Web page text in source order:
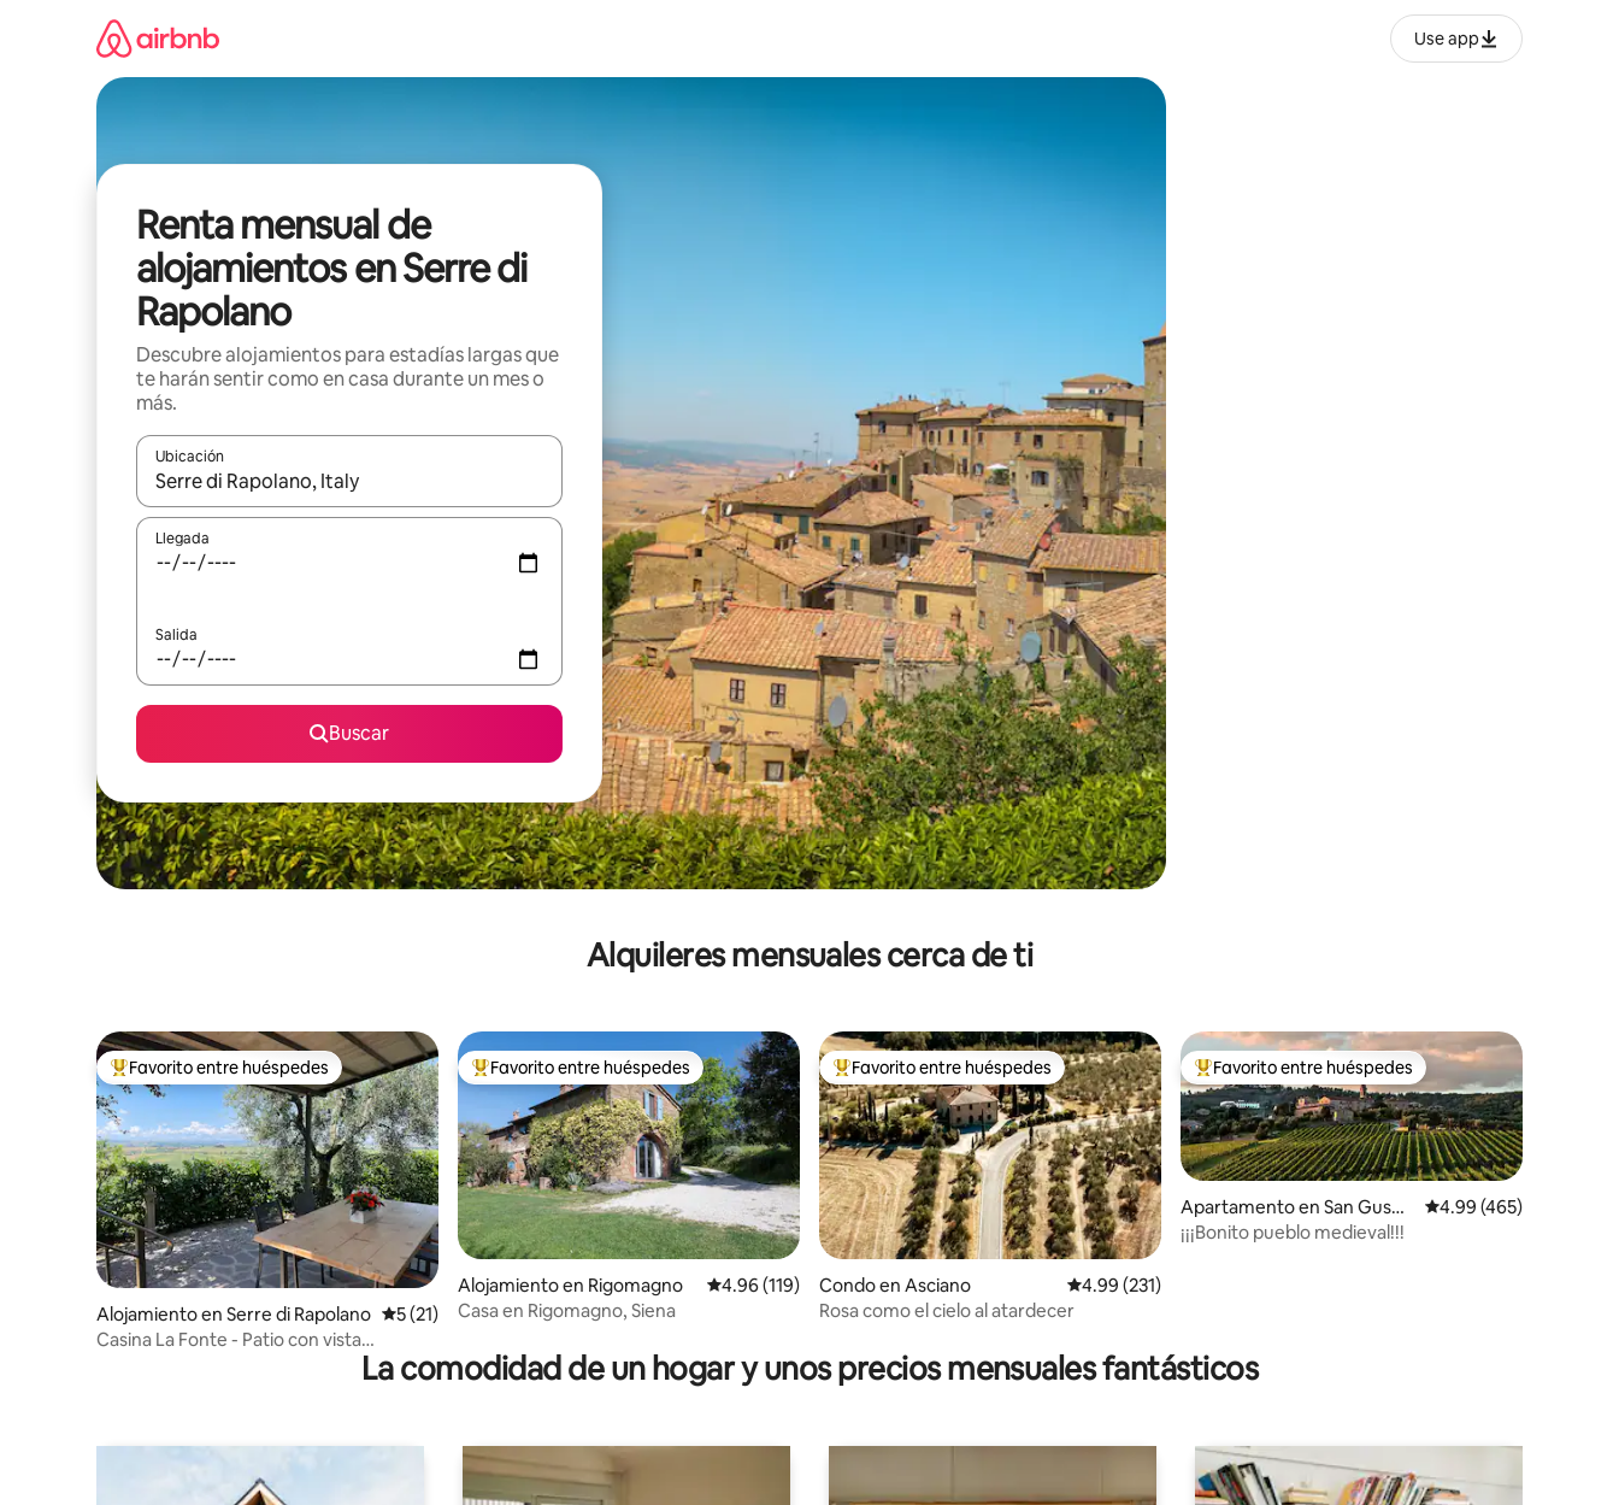
Use app
Renta mensual de
alojamientos en Serre di
Rapolano
Descubre alojamientos para estadías largas que
te harán sentir como en casa durante un mes o
más.
Ubicación
Cuando los resultados estén disponibles, navega con las teclas de flecha hacia arriba y hacia abajo o explora con el tacto o desliza el dedo.
Llegada
Salida
Buscar
Alquileres mensuales cerca de ti
Favorito entre huéspedes preferido
Favorito entre huéspedes
Alojamiento en Serre di Rapolano Calificación promedio: 5 de 5, 21 reseñas
5 (21)
Casina La Fonte - Patio con vista
Favorito entre huéspedes preferido
Favorito entre huéspedes
Alojamiento en Rigomagno Calificación promedio: 4.96 de 5, 119 reseñas
4.96 (119)
Casa en Rigomagno, Siena
Favorito entre huéspedes preferido
Favorito entre huéspedes
Condo en Asciano Calificación promedio: 4.99 de 5, 231 reseñas
4.99 (231)
Rosa como el cielo al atardecer
Favorito entre huéspedes preferido
Favorito entre huéspedes
Apartamento en San Gusm
è
Calificación promedio:
4.99 (465)
¡¡¡Bonito pueblo medieval!!!
La comodidad de un hogar y unos precios mensuales fantásticos